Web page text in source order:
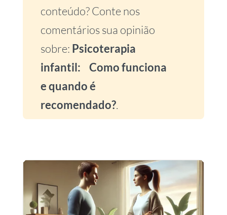
conteúdo? Conte nos
comentários sua opinião
sobre: Psicoterapia
infantil: Como funciona
e quando é
recomendado?.